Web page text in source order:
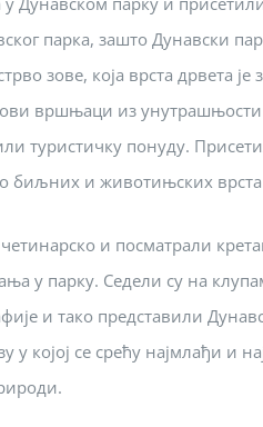
парка, зашто Дунавски
зове, која врста дрвета
вршњаци из унутрашњости
туристичку понуду.
биљних и животињских
и посматрали
у парку. Седели су на
и тако представили
којој се срећу најмлађи и